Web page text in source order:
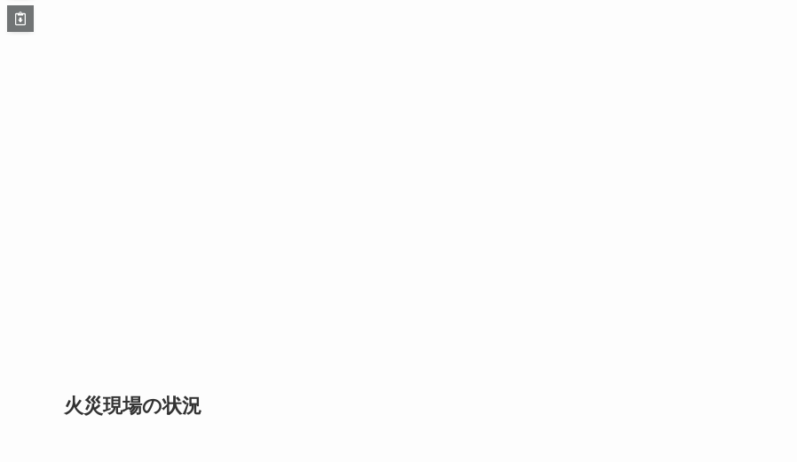
火災現場の状況